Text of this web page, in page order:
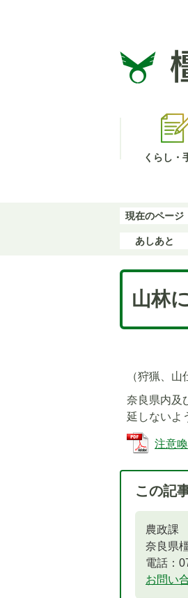
くらし・
現在のページ
あしあと
山林
（狩猟、
奈良県内及
延しないよ
注意
この記
農政課
奈良県
電話：
お問い